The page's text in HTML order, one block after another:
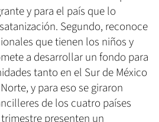
y para el país que lo
Segundo, reconoce
que tienen los niños y
a desarrollar un fondo para
tanto en el Sur de México
y para eso se giraron
de los cuatro países